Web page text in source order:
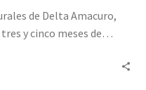
de Delta Amacuro,
y cinco meses de…